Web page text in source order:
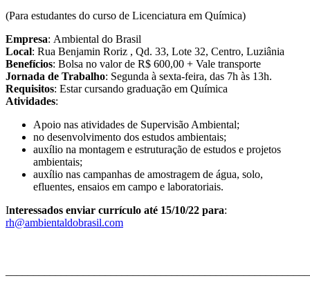
(Para estudantes do curso de Licenciatura em Química)
Empresa: Ambiental do Brasil
Local: Rua Benjamin Roriz , Qd. 33, Lote 32, Centro, Luziânia
Benefícios: Bolsa no valor de R$ 600,00 + Vale transporte
Jornada de Trabalho: Segunda à sexta-feira, das 7h às 13h.
Requisitos: Estar cursando graduação em Química
Atividades:
Apoio nas atividades de Supervisão Ambiental;
no desenvolvimento dos estudos ambientais;
auxílio na montagem e estruturação de estudos e projetos
ambientais;
auxílio nas campanhas de amostragem de água, solo,
efluentes, ensaios em campo e laboratoriais.
Interessados enviar currículo até 15/10/22 para:
rh@ambientaldobrasil.com